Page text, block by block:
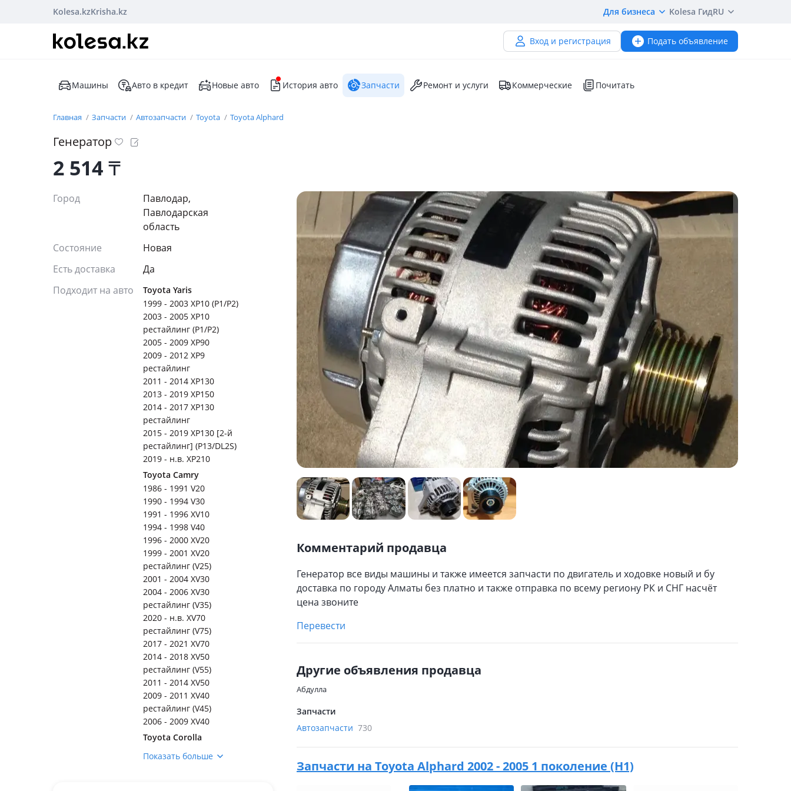
Kolesa.kzKrisha.kz Для бизнеса Kolesa ГидRU
Вход и регистрация Подать объявление
Машины Авто в кредит Новые авто История авто Запчасти Ремонт и услуги Коммерческие Почитать
Главная Запчасти Автозапчасти Toyota Toyota Alphard
Генератор
2 514₸
Город
Павлодар,
Павлодарская
область
Состояние
Новая
Есть доставка
Да
Подходит на авто
Toyota Yaris
1999 - 2003 XP10 (P1/P2)
2003 - 2005 XP10
рестайлинг (P1/P2)
2005 - 2009 XP90
2009 - 2012 XP9
рестайлинг
2011 - 2014 XP130
2013 - 2019 XP150
2014 - 2017 XP130
рестайлинг
2015 - 2019 XP130 [2-й
рестайлинг] (P13/DL2S)
2019 - н.в. XP210
Toyota Camry
1986 - 1991 V20
1990 - 1994 V30
1991 - 1996 XV10
1994 - 1998 V40
1996 - 2000 XV20
1999 - 2001 XV20
рестайлинг (V25)
2001 - 2004 XV30
2004 - 2006 XV30
рестайлинг (V35)
2020 - н.в. XV70
рестайлинг (V75)
2017 - 2021 XV70
2014 - 2018 XV50
рестайлинг (V55)
2011 - 2014 XV50
2009 - 2011 XV40
рестайлинг (V45)
2006 - 2009 XV40
Toyota Corolla
2015 - 2019 E180
Показать больше
Комментарий продавца
Генератор все виды машины и также имеется запчасти по двигатель и ходовке новый и бу
доставка по городу Алматы без платно и также отправка по всему региону РК и СНГ насчёт
цена звоните
Перевести
Другие объявления продавца
Абдулла
Запчасти
Автозапчасти 730
Запчасти на Toyota Alphard 2002 - 2005 1 поколение (H1)